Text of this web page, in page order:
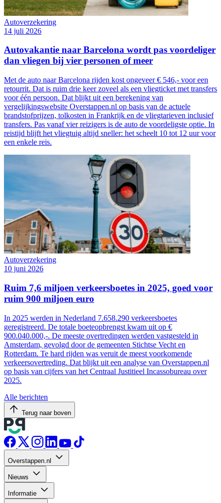
Autoverzekering
14 juli 2026
Autovakantie naar Barcelona wordt pas voordeliger
dan vliegen bij vier personen of meer
Met de auto naar Barcelona rijden kost ongeveer € 546,- voor een
retourrit. Dat is ruim drie keer zoveel als een vliegticket met transfers
voor één persoon. Dat blijkt uit een berekening van
vergelijkingswebsite Overstappen.nl op basis van de actuele
brandstofprijzen, tolkosten in Frankrijk en de vliegtarieven inclusief
transfers. Pas vanaf vier reizigers is de auto de voordeligste optie. In
reistijd blijft het vliegtuig altijd sneller: het scheelt 10 tot 12 uur voor
een enkele reis.
Autoverzekering
10 juni 2026
Ruim 7,6 miljoen verkeersboetes in 2025, goed voor
ruim 900 miljoen euro
In 2025 werden in Nederland 7.658.290 verkeersboetes
geregistreerd. De totale boeteopbrengst kwam uit op €
900.040.000,-. De meeste overtredingen werden vastgesteld in
Amsterdam, gevolgd door de gemeenten Stichtse Vecht en
Rotterdam. Te hard rijden was veruit de meest voorkomende
verkeersovertreding. Dat blijkt uit een analyse van Overstappen.nl
op basis van cijfers van het Centraal Justitieel Incassobureau over
2025.
Alle berichten
Terug naar boven
Overstappen.nl
Nieuws
Informatie